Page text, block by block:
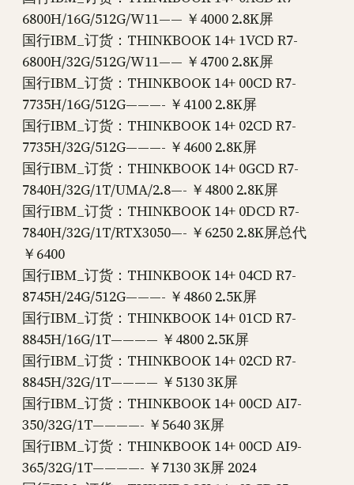
6800H/16G/512G/W11—— ￥4000 2.8K屏
国行IBM_订货：THINKBOOK 14+ 1VCD R7-
6800H/32G/512G/W11—— ￥4700 2.8K屏
国行IBM_订货：THINKBOOK 14+ 00CD R7-
7735H/16G/512G———- ￥4100 2.8K屏
国行IBM_订货：THINKBOOK 14+ 02CD R7-
7735H/32G/512G———- ￥4600 2.8K屏
国行IBM_订货：THINKBOOK 14+ 0GCD R7-
7840H/32G/1T/UMA/2.8—- ￥4800 2.8K屏
国行IBM_订货：THINKBOOK 14+ 0DCD R7-
7840H/32G/1T/RTX3050—- ￥6250 2.8K屏总代
￥6400
国行IBM_订货：THINKBOOK 14+ 04CD R7-
8745H/24G/512G———- ￥4860 2.5K屏
国行IBM_订货：THINKBOOK 14+ 01CD R7-
8845H/16G/1T———— ￥4800 2.5K屏
国行IBM_订货：THINKBOOK 14+ 02CD R7-
8845H/32G/1T———— ￥5130 3K屏
国行IBM_订货：THINKBOOK 14+ 00CD AI7-
350/32G/1T————- ￥5640 3K屏
国行IBM_订货：THINKBOOK 14+ 00CD AI9-
365/32G/1T————- ￥7130 3K屏 2024